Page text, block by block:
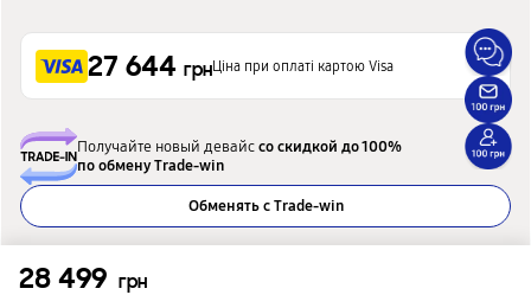
27 644 грнЦіна при оплаті картою Visa
Получайте новый девайссо скидкой до 100%
по обмену Trade-win
Обменять с Trade-win
Подобрать альтернативную модель
28 499 грн